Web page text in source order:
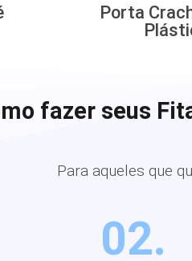
Porta
fazer seus
Para aqueles que
02.